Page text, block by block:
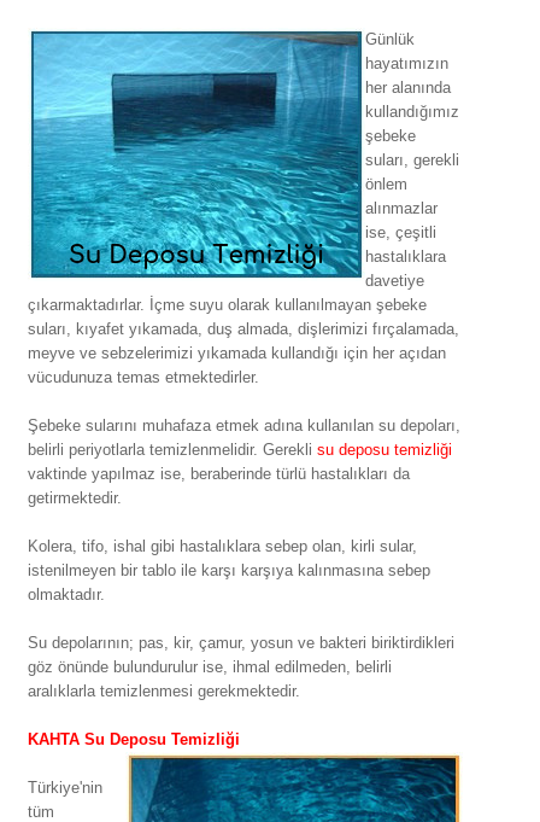
Günlük
hayatımızın
her alanında
kullandığımız
şebeke
suları, gerekli
önlem
alınmazlar
ise, çeşitli
hastalıklara
davetiye
çıkarmaktadırlar. İçme suyu olarak kullanılmayan şebeke
suları, kıyafet yıkamada, duş almada, dişlerimizi fırçalamada,
meyve ve sebzelerimizi yıkamada kullandığı için her açıdan
vücudunuza temas etmektedirler.
Şebeke sularını muhafaza etmek adına kullanılan su depoları,
belirli periyotlarla temizlenmelidir. Gerekli su deposu temizliği
vaktinde yapılmaz ise, beraberinde türlü hastalıkları da
getirmektedir.
Kolera, tifo, ishal gibi hastalıklara sebep olan, kirli sular,
istenilmeyen bir tablo ile karşı karşıya kalınmasına sebep
olmaktadır.
Su depolarının; pas, kir, çamur, yosun ve bakteri biriktirdikleri
göz önünde bulundurulur ise, ihmal edilmeden, belirli
aralıklarla temizlenmesi gerekmektedir.
KAHTA Su Deposu Temizliği
Türkiye'nin
tüm